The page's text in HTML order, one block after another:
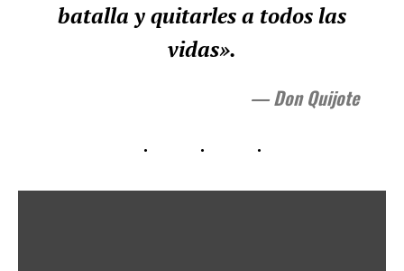
batalla y quitarles a todos las
vidas».
— Don Quijote